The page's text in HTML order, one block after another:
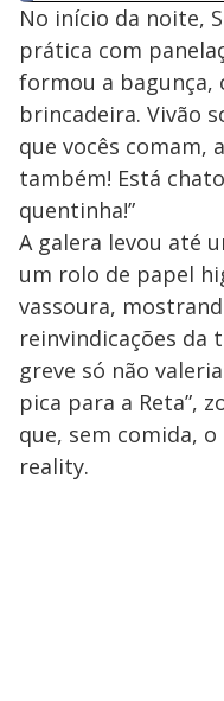
No início da noite,
prática com
formou a bagunça,
brincadeira. Vivão
que vocês comam,
também! Está
quentinha!”
A galera levou até
um rolo de papel
vassoura,
reinvindicações da
greve só não
pica para a Reta”,
que, sem comida,
reality.